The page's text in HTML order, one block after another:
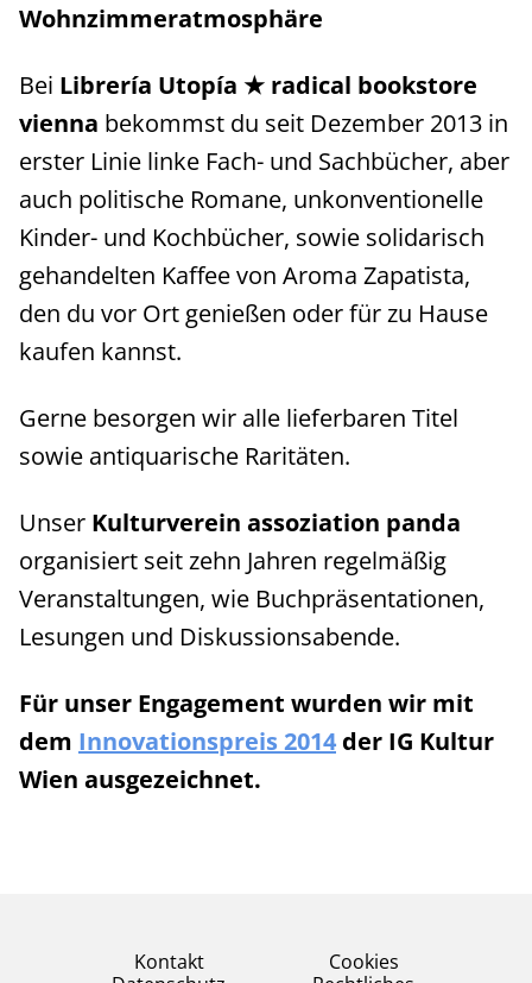
Wohnzimmeratmosphäre
Bei Librería Utopía ★ radical bookstore
vienna bekommst du seit Dezember 2013 in
erster Linie linke Fach- und Sachbücher, aber
auch politische Romane, unkonventionelle
Kinder- und Kochbücher, sowie solidarisch
gehandelten Kaffee von Aroma Zapatista,
den du vor Ort genießen oder für zu Hause
kaufen kannst.
Gerne besorgen wir alle lieferbaren Titel
sowie antiquarische Raritäten.
Unser Kulturverein assoziation panda
organisiert seit zehn Jahren regelmäßig
Veranstaltungen, wie Buchpräsentationen,
Lesungen und Diskussionsabende.
Für unser Engagement wurden wir mit
dem Innovationspreis 2014 der IG Kultur
Wien ausgezeichnet.
Kontakt
Cookies